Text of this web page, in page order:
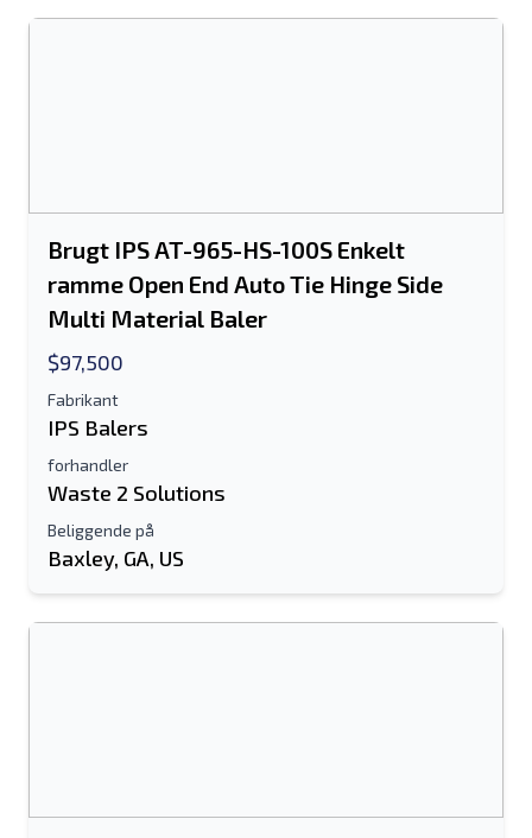
Brugt IPS AT-965-HS-100S Enkelt
ramme Open End Auto Tie Hinge Side
Multi Material Baler
$97,500
Fabrikant
IPS Balers
forhandler
Waste 2 Solutions
Beliggende på
Baxley, GA, US